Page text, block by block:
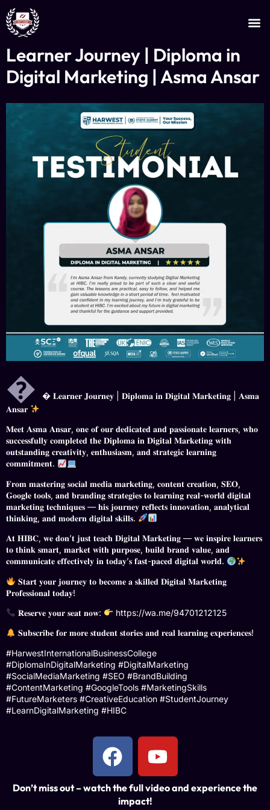
Learner Journey | Diploma in
Digital Marketing | Asma Ansar

 𝐋𝐞𝐚𝐫𝐧𝐞𝐫 𝐉𝐨𝐮𝐫𝐧𝐞𝐲 | 𝐃𝐢𝐩𝐥𝐨𝐦𝐚 𝐢𝐧 𝐃𝐢𝐠𝐢𝐭𝐚𝐥 𝐌𝐚𝐫𝐤𝐞𝐭𝐢𝐧𝐠 | 𝐀𝐬𝐦𝐚
𝐀𝐧𝐬𝐚𝐫
𝐌𝐞𝐞𝐭 𝐀𝐬𝐦𝐚 𝐀𝐧𝐬𝐚𝐫, 𝐨𝐧𝐞 𝐨𝐟 𝐨𝐮𝐫 𝐝𝐞𝐝𝐢𝐜𝐚𝐭𝐞𝐝 𝐚𝐧𝐝 𝐩𝐚𝐬𝐬𝐢𝐨𝐧𝐚𝐭𝐞 𝐥𝐞𝐚𝐫𝐧𝐞𝐫𝐬, 𝐰𝐡𝐨
𝐬𝐮𝐜𝐜𝐞𝐬𝐬𝐟𝐮𝐥𝐥𝐲 𝐜𝐨𝐦𝐩𝐥𝐞𝐭𝐞𝐝 𝐭𝐡𝐞 𝐃𝐢𝐩𝐥𝐨𝐦𝐚 𝐢𝐧 𝐃𝐢𝐠𝐢𝐭𝐚𝐥 𝐌𝐚𝐫𝐤𝐞𝐭𝐢𝐧𝐠 𝐰𝐢𝐭𝐡
𝐨𝐮𝐭𝐬𝐭𝐚𝐧𝐝𝐢𝐧𝐠 𝐜𝐫𝐞𝐚𝐭𝐢𝐯𝐢𝐭𝐲, 𝐞𝐧𝐭𝐡𝐮𝐬𝐢𝐚𝐬𝐦, 𝐚𝐧𝐝 𝐬𝐭𝐫𝐚𝐭𝐞𝐠𝐢𝐜 𝐥𝐞𝐚𝐫𝐧𝐢𝐧𝐠
𝐜𝐨𝐦𝐦𝐢𝐭𝐦𝐞𝐧𝐭.
𝐅𝐫𝐨𝐦 𝐦𝐚𝐬𝐭𝐞𝐫𝐢𝐧𝐠 𝐬𝐨𝐜𝐢𝐚𝐥 𝐦𝐞𝐝𝐢𝐚 𝐦𝐚𝐫𝐤𝐞𝐭𝐢𝐧𝐠, 𝐜𝐨𝐧𝐭𝐞𝐧𝐭 𝐜𝐫𝐞𝐚𝐭𝐢𝐨𝐧, 𝐒𝐄𝐎,
𝐆𝐨𝐨𝐠𝐥𝐞 𝐭𝐨𝐨𝐥𝐬, 𝐚𝐧𝐝 𝐛𝐫𝐚𝐧𝐝𝐢𝐧𝐠 𝐬𝐭𝐫𝐚𝐭𝐞𝐠𝐢𝐞𝐬 𝐭𝐨 𝐥𝐞𝐚𝐫𝐧𝐢𝐧𝐠 𝐫𝐞𝐚𝐥-𝐰𝐨𝐫𝐥𝐝 𝐝𝐢𝐠𝐢𝐭𝐚𝐥
𝐦𝐚𝐫𝐤𝐞𝐭𝐢𝐧𝐠 𝐭𝐞𝐜𝐡𝐧𝐢𝐪𝐮𝐞𝐬 — 𝐡𝐢𝐬 𝐣𝐨𝐮𝐫𝐧𝐞𝐲 𝐫𝐞𝐟𝐥𝐞𝐜𝐭𝐬 𝐢𝐧𝐧𝐨𝐯𝐚𝐭𝐢𝐨𝐧, 𝐚𝐧𝐚𝐥𝐲𝐭𝐢𝐜𝐚𝐥
𝐭𝐡𝐢𝐧𝐤𝐢𝐧𝐠, 𝐚𝐧𝐝 𝐦𝐨𝐝𝐞𝐫𝐧 𝐝𝐢𝐠𝐢𝐭𝐚𝐥 𝐬𝐤𝐢𝐥𝐥𝐬.
𝐀𝐭 𝐇𝐈𝐁𝐂, 𝐰𝐞 𝐝𝐨𝐧’𝐭 𝐣𝐮𝐬𝐭 𝐭𝐞𝐚𝐜𝐡 𝐃𝐢𝐠𝐢𝐭𝐚𝐥 𝐌𝐚𝐫𝐤𝐞𝐭𝐢𝐧𝐠 — 𝐰𝐞 𝐢𝐧𝐬𝐩𝐢𝐫𝐞 𝐥𝐞𝐚𝐫𝐧𝐞𝐫𝐬
𝐭𝐨 𝐭𝐡𝐢𝐧𝐤 𝐬𝐦𝐚𝐫𝐭, 𝐦𝐚𝐫𝐤𝐞𝐭 𝐰𝐢𝐭𝐡 𝐩𝐮𝐫𝐩𝐨𝐬𝐞, 𝐛𝐮𝐢𝐥𝐝 𝐛𝐫𝐚𝐧𝐝 𝐯𝐚𝐥𝐮𝐞, 𝐚𝐧𝐝
𝐜𝐨𝐦𝐦𝐮𝐧𝐢𝐜𝐚𝐭𝐞 𝐞𝐟𝐟𝐞𝐜𝐭𝐢𝐯𝐞𝐥𝐲 𝐢𝐧 𝐭𝐨𝐝𝐚𝐲’𝐬 𝐟𝐚𝐬𝐭-𝐩𝐚𝐜𝐞𝐝 𝐝𝐢𝐠𝐢𝐭𝐚𝐥 𝐰𝐨𝐫𝐥𝐝.
𝐒𝐭𝐚𝐫𝐭 𝐲𝐨𝐮𝐫 𝐣𝐨𝐮𝐫𝐧𝐞𝐲 𝐭𝐨 𝐛𝐞𝐜𝐨𝐦𝐞 𝐚 𝐬𝐤𝐢𝐥𝐥𝐞𝐝 𝐃𝐢𝐠𝐢𝐭𝐚𝐥 𝐌𝐚𝐫𝐤𝐞𝐭𝐢𝐧𝐠
𝐏𝐫𝐨𝐟𝐞𝐬𝐬𝐢𝐨𝐧𝐚𝐥 𝐭𝐨𝐝𝐚𝐲!
𝐑𝐞𝐬𝐞𝐫𝐯𝐞 𝐲𝐨𝐮𝐫 𝐬𝐞𝐚𝐭 𝐧𝐨𝐰:
https://wa.me/94701212125
𝐒𝐮𝐛𝐬𝐜𝐫𝐢𝐛𝐞 𝐟𝐨𝐫 𝐦𝐨𝐫𝐞 𝐬𝐭𝐮𝐝𝐞𝐧𝐭 𝐬𝐭𝐨𝐫𝐢𝐞𝐬 𝐚𝐧𝐝 𝐫𝐞𝐚𝐥 𝐥𝐞𝐚𝐫𝐧𝐢𝐧𝐠 𝐞𝐱𝐩𝐞𝐫𝐢𝐞𝐧𝐜𝐞𝐬!
#HarwestInternationalBusinessCollege
#DiplomaInDigitalMarketing #DigitalMarketing
#SocialMediaMarketing #SEO #BrandBuilding
#ContentMarketing #GoogleTools #MarketingSkills
#FutureMarketers #CreativeEducation #StudentJourney
#LearnDigitalMarketing #HIBC
Don’t miss out – watch the full video and experience the
impact!